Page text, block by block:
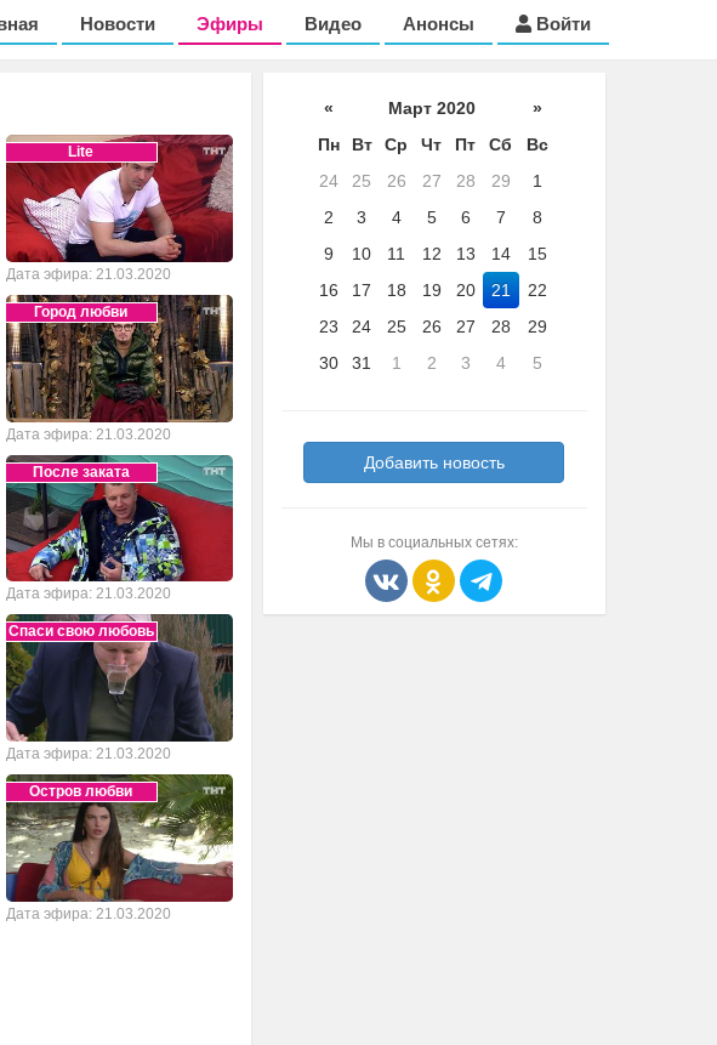
Новости Эфиры Видео Анонсы Войти
Lite
Дата эфира: 21.03.2020
Город любви
Дата эфира: 21.03.2020
После заката
Дата эфира: 21.03.2020
Спаси свою любовь
Дата эфира: 21.03.2020
Остров любви
Дата эфира: 21.03.2020
« Март 2020
»
Пн
Вт Ср Чт Пт Сб
Вс
24
25 26 27 28 29
1
2
3 4 5 6 7
8
9
10 11 12 13 14
15
16
17 18 19 20 21
22
23
24 25 26 27 28
29
30
31 1 2 3 4 5
Добавить новость
Мы в социальных сетях: